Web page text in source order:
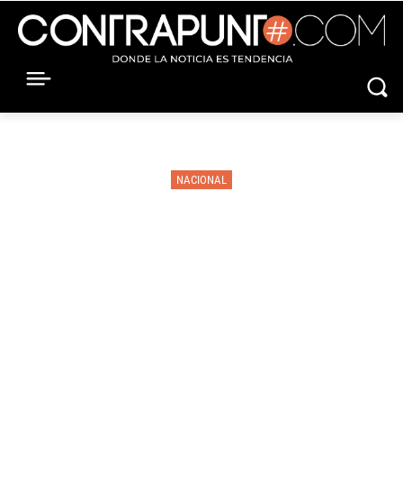
NACIONAL